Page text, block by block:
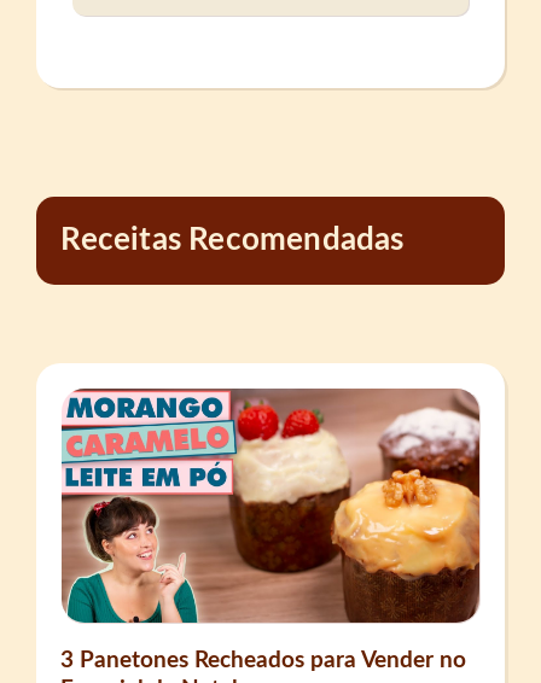
Receitas Recomendadas
3 Panetones Recheados para Vender no